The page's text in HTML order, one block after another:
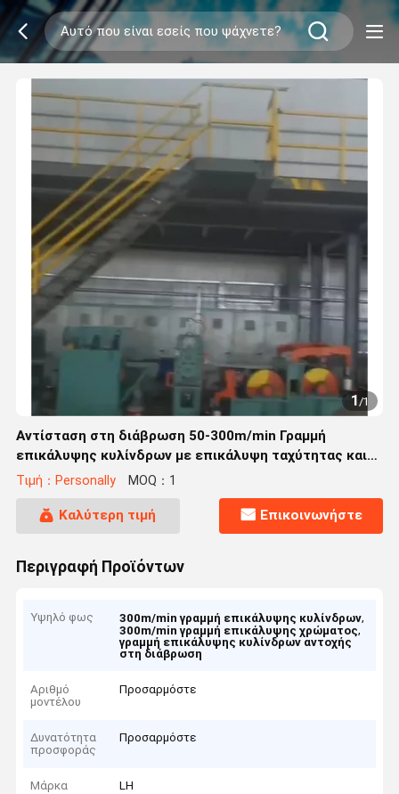
1/1
Αντίσταση στη διάβρωση 50-300m/min Γραμμή
επικάλυψης κυλίνδρων με επικάλυψη ταχύτητας και
προσαρμογή ισχύος εγκατάστασης θέρμανσης
Τιμή：Personally MOQ：1
Καλύτερη τιμή Επικοινωνήστε
Περιγραφή Προϊόντων
Υψηλό φως 300m/min γραμμή επικάλυψης κυλίνδρων,
300m/min γραμμή επικάλυψης χρώματος,
γραμμή επικάλυψης κυλίνδρων αντοχής
στη διάβρωση
Αριθμό
μοντέλου
Προσαρμόστε
Δυνατότητα
προσφοράς
Προσαρμόστε
Μάρκα LH